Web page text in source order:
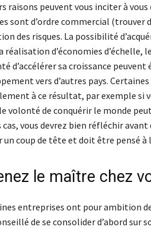
raisons peuvent vous inciter à vous
sont d’ordre commercial (trouver
des risques. La possibilité
réalisation d’économies
d’accélérer sa croissance
vers d’autres pays.
à ce résultat, par exemple si
volonté de conquérir le monde
cas, vous devrez bien réfléchir
un coup de tête et doit être pensé à
le maître chez
entreprises ont pour ambition
de se consolider d’abord sur